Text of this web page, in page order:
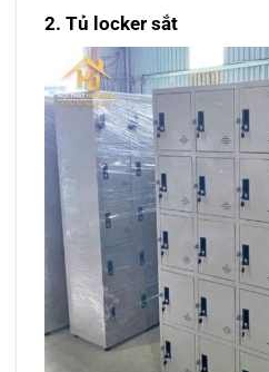
2. Tủ locker sắt